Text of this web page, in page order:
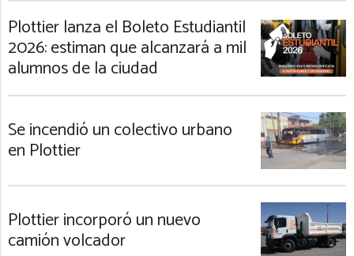
Plottier lanza el Boleto Estudiantil
2026: estiman que alcanzará a mil
alumnos de la ciudad
Se incendió un colectivo urbano
en Plottier
Plottier incorporó un nuevo
camión volcador